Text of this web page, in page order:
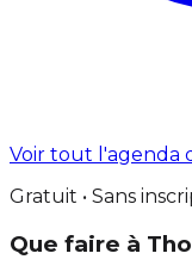
Voir tout l'agenda
Gratuit • Sans
Que faire à